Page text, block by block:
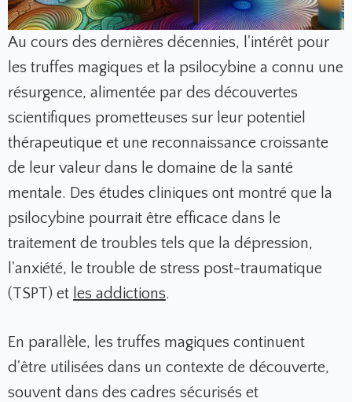
Au cours des dernières décennies, l'intérêt pour
les truffes magiques et la psilocybine a connu une
résurgence, alimentée par des découvertes
scientifiques prometteuses sur leur potentiel
thérapeutique et une reconnaissance croissante
de leur valeur dans le domaine de la santé
mentale. Des études cliniques ont montré que la
psilocybine pourrait être efficace dans le
traitement de troubles tels que la dépression,
l'anxiété, le trouble de stress post-traumatique
(TSPT) et les addictions.
En parallèle, les truffes magiques continuent
d'être utilisées dans un contexte de découverte,
souvent dans des cadres sécurisés et